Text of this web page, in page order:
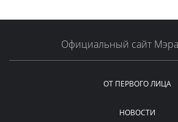
Официальный сайт
ОТ ПЕРВОГО ЛИЦА
НОВОСТИ